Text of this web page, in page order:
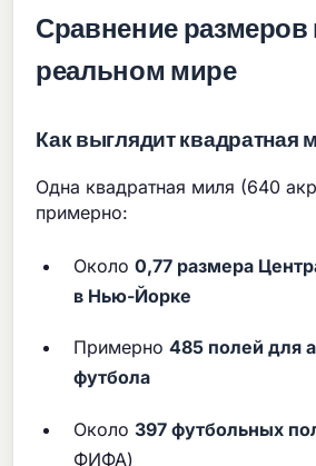
Сравнение размеров
реальном мире
Как выглядит квадратная
Одна квадратная миля (640
примерно:
Около0,77 размера
в Нью-Йорке
Примерно485 полей для
футбола
Около 397 футбольных
ФИФА)